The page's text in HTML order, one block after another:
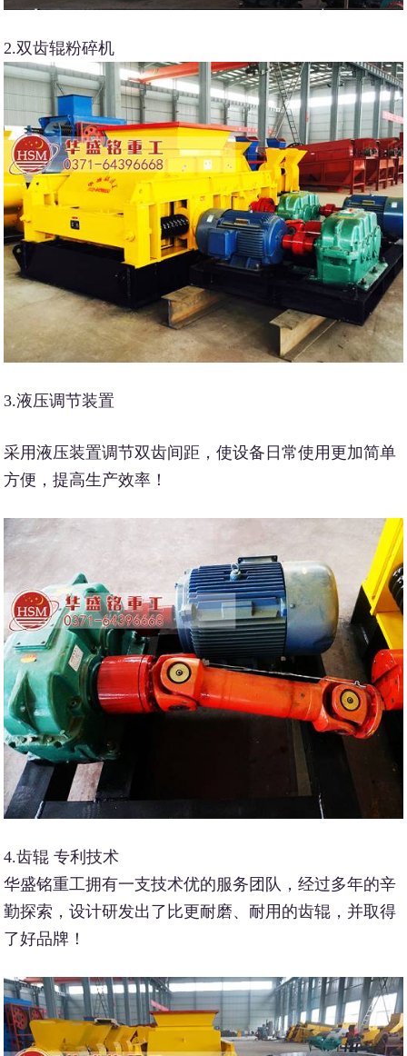
2.双齿辊粉碎机
3.液压调节装置
采用液压装置调节双齿间距，使设备日常使用更加简单
方便，提高生产效率！
4.齿辊 专利技术
华盛铭重工拥有一支技术优的服务团队，经过多年的辛
勤探索，设计研发出了比更耐磨、耐用的齿辊，并取得
了好品牌！